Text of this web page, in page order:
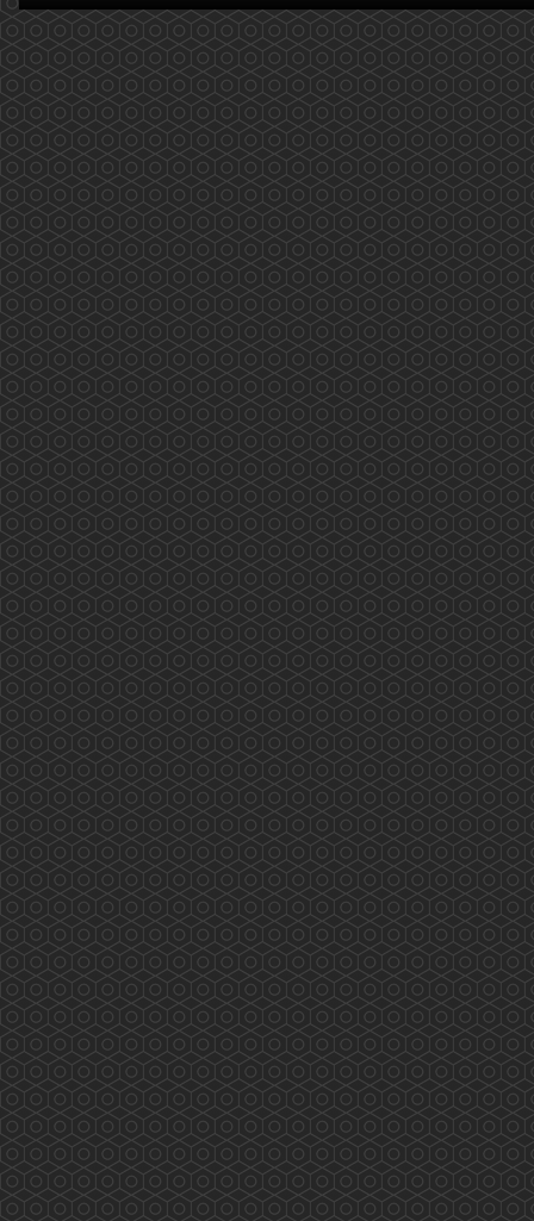
(2020.02.14)
2019新型冠狀病毒(COVID-19): 量度體溫篇 更新
日期:2020年2月14日 近期大家可能對自己的體温
特別注意，以下提供了一些大家需要注意的事
項，供大家參考。 温度計的種類： 1. 水銀或
酒精玻璃溫度計 原理是透過水銀或酒精的熱膨脹
測量口腔、直腸或腋下體溫。由於洩漏水銀會對
環境和人體有害，所以應盡量...
More
2019新型冠狀病毒(COVID-19)，藥劑師如何建
議? (2020.02.12 更新)
2019新型冠狀病毒(COVID-19)，藥劑師如何建
議? 更新日期: 2020年2月12日 ...
More
香港電台「藥問藥劑師」(2019.12.31更新)
香港電台「新紫荊廣場」與香港藥學會一起製作
的新環節——「藥問藥劑師」 2019/12/31 第二
十集(按下連結進入重溫網址) 主題: 吸煙飲酒不有
型 個人簡介: 龐愛蘭藥劑師是香港藥學會會長。
...
More
香港藥學會疫苗注射外展工作 (2019.11.29)
香港藥學會疫苗注射外展工作 香港藥學會成員
完成學會舉辦的「疫苗注射訓練課程及實踐」計
劃後，正式參與了衛生署疫苗資助計劃。由課
程、實習、外展疫苗注射等都已完滿完成。我們
很高興已有十二位香港藥學會的藥劑師完全掌握
疫苗注射的技巧、熟悉流程及處理危機的方法。
香港藥學會的藥劑師已完成超過600個疫苗注射
工作。 本會的藥劑師曾參與美國、英國及本會
的疫...
More
Understanding the Electronic Health Record
Sharing System- New Milestone New Horizon
(2019.09.13)
...
More
與社區藥劑師交流(2019.09.10)
2019/09/10 有幸與荃灣區工作的社區藥劑師交流
及分享...
More
深水埗/黃大仙地區康健中心諮詢會(2019.09.12)
2019/09/12 深水埗/黃大仙地區康健中心諮詢會
藥劑師的工作範圍： 藥物管理、疾病檢測、健康
教育及宣傳等...
More
《與局長有約》(2019.08.28)
2019/08/28 香港藥學會 香港藥學會慈善基金
《與局長有約》 真誠溝通 心繋市民 為你發聲
藥師訴求 業界自強 香港藥學會代表與食物及
衛生局局長陳肇始教授及副局長徐德義醫生於
2019年8月28日會議的討論重點如下: &nbs...
More
西貢翠塘花園及對面海村藥物諮詢服務
(2019.08.03)
2019/08/03 香港藥學會PSHK 香港藥學會慈善基